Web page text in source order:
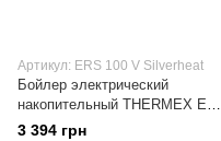
Артикул: ERS 100 V Silverheat
Бойлер электрический
накопительный THERMEX ERS
100 V Silverheat
3 394 грн